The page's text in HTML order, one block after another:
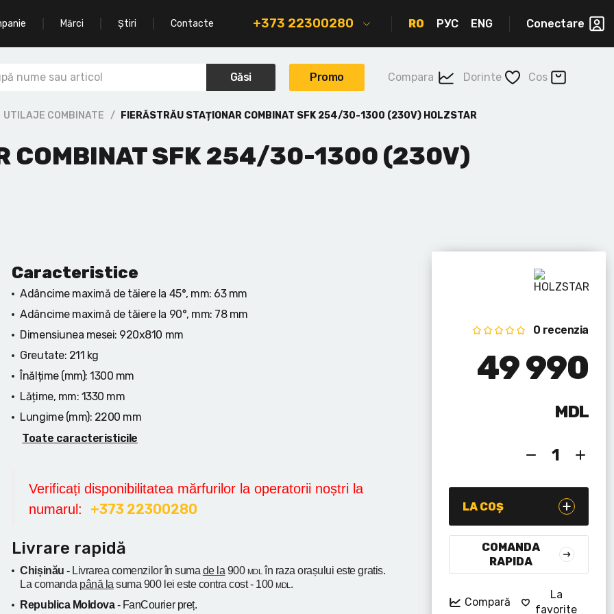
Mărci Știri Contacte +373 22300280 RO РУС ENG Conectare
Găsi Promo Compara Dorinte Cos
UTILAJE COMBINATE FIERĂSTRĂU STAȚIONAR COMBINAT SFK 254/30-1300 (230V) HOLZSTAR
COMBINAT SFK 254/30-1300 (230V)
Caracteristice
Adâncime maximă de tăiere la 45°, mm: 63 mm
Adâncime maximă de tăiere la 90°, mm: 78 mm
Dimensiunea mesei: 920x810 mm
Greutate: 211 kg
Înălțime (mm): 1300 mm
Lățime, mm: 1330 mm
Lungime (mm): 2200 mm
Toate caracteristicile
Verificați disponibilitatea mărfurilor la operatorii noștri la
numarul: +373 22300280
Livrare rapidă
Chișinău - Livrarea comenzilor în suma de la 900 MDL în raza orașului este gratis.
La comanda până la suma 900 lei este contra cost - 100 MDL .
Republica Moldova- FanCourier preț.
0 recenzia
49 990
MDL
LA COȘ
COMANDA
RAPIDA
Compară
La
favorite